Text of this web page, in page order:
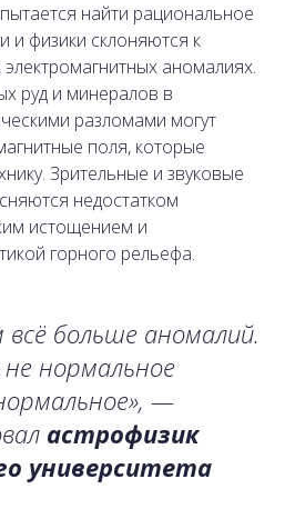
найти рациональное
и физики склоняются к
аномалиях.
руд и минералов в
разломами могут
поля, которые
Зрительные и звуковые
недостатком
истощением и
горного рельефа.
больше аномалий.
нормальное
—
астрофизик
университета